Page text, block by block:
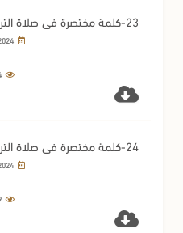
08-04-2024
1374
08-04-2024
1219